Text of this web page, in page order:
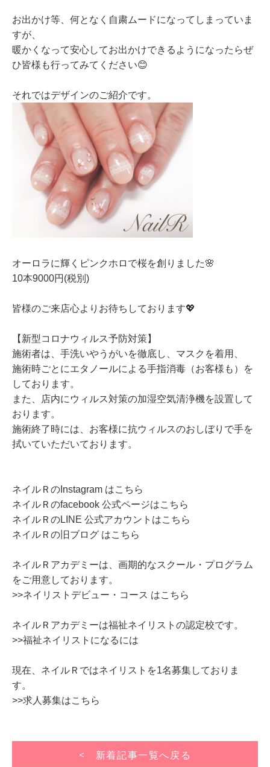
お出かけ等、何となく自粛ムードになってしまっていま
すが、
暖かくなって安心してお出かけできるようになったらぜ
ひ皆様も行ってみてください😊
それではデザインのご紹介です。
オーロラに輝くピンクホロで桜を創りました🌸
10本9000円(税別)
皆様のご来店心よりお待ちしております💖
【新型コロナウィルス予防対策】
施術者は、手洗いやうがいを徹底し、マスクを着用、
施術時ごとにエタノールによる手指消毒（お客様も）を
しております。
また、店内にウィルス対策の加湿空気清浄機を設置して
おります。
施術終了時には、お客様に抗ウィルスのおしぼりで手を
拭いていただいております。
ネイルＲのInstagram はこちら
ネイルＲのfacebook 公式ページはこちら
ネイルＲのLINE 公式アカウントはこちら
ネイルＲの旧ブログ はこちら
ネイルＲアカデミーは、画期的なスクール・プログラム
をご用意しております。
>>ネイリストデビュー・コース はこちら
ネイルＲアカデミーは福祉ネイリストの認定校です。
>>福祉ネイリストになるには
現在、ネイルＲではネイリストを1名募集しておりま
す。
>>求人募集はこちら
< 新着記事一覧へ戻る